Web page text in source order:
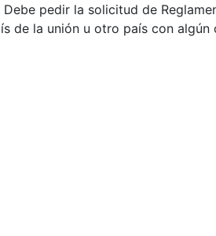
pedir la solicitud de
de la unión u otro país con